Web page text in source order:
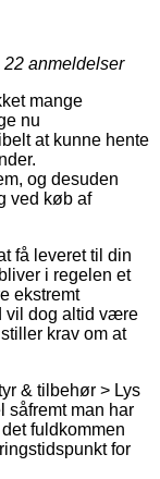
22 anmeldelser
mange
nu
at kunne hente
og desuden
ved køb af
få leveret til din
i regelen et
ekstremt
vil dog altid være
krav om at
& tilbehør > Lys
såfremt man har
fuldkommen
for